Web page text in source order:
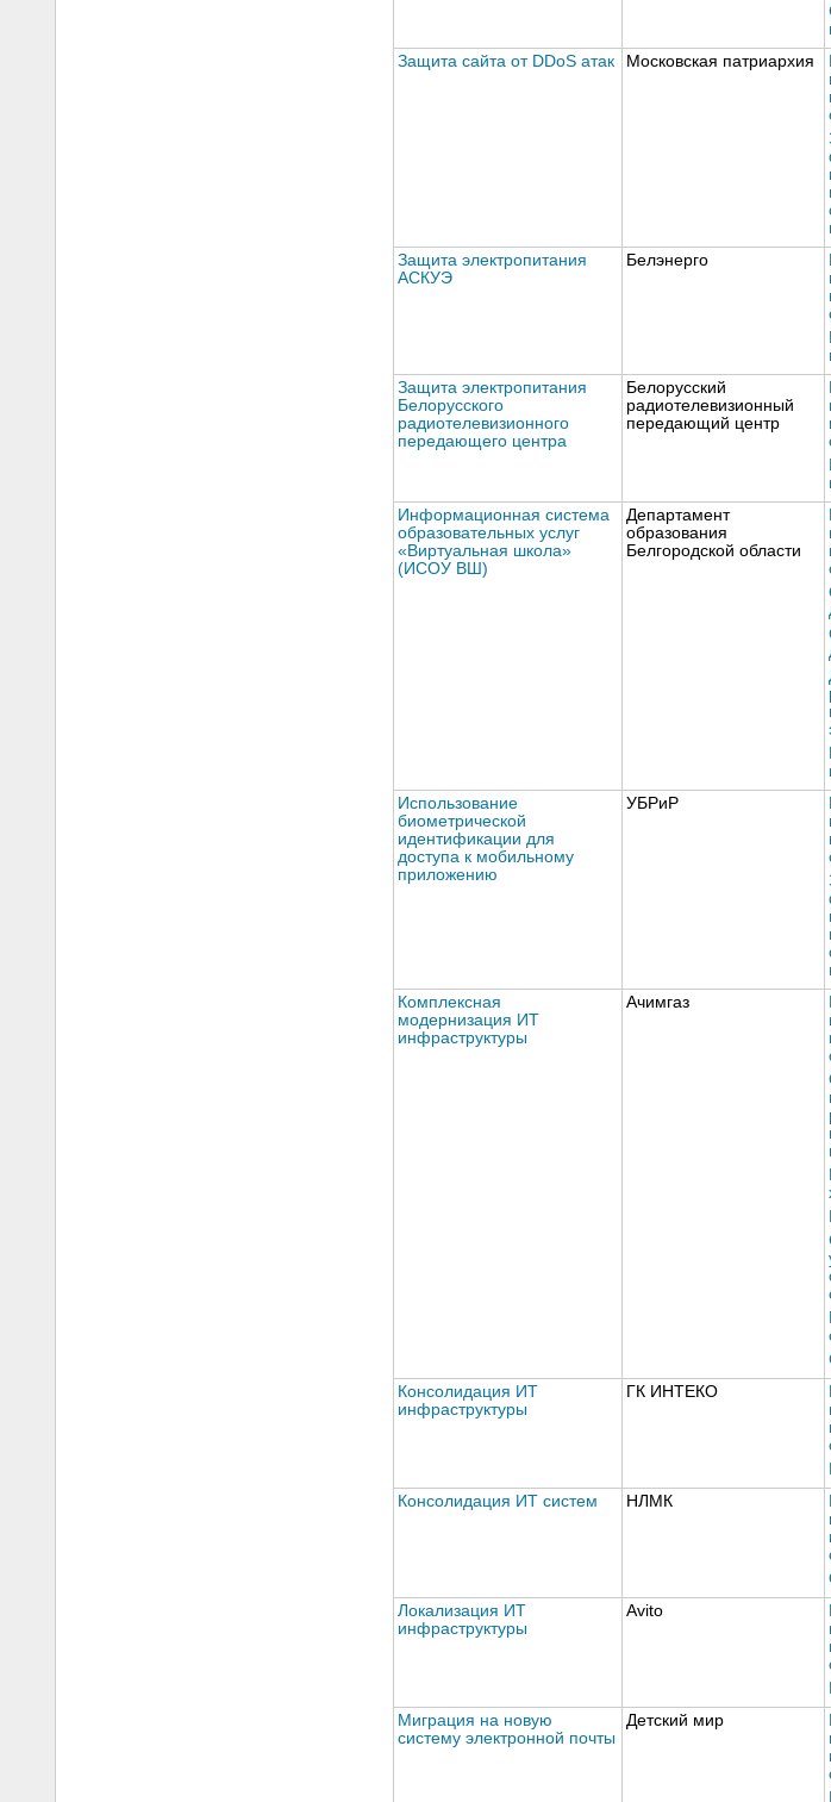
Защита сайта от DDoS атак Московская патриархия
Защита электропитания
АСКУЭ
Белэнерго
Защита электропитания
Белорусского
радиотелевизионного
передающего центра
Белорусский
радиотелевизионный
передающий центр
Информационная система
образовательных услуг
«Виртуальная школа»
(ИСОУ ВШ)
Департамент
образования
Белгородской области
Использование
биометрической
идентификации для
доступа к мобильному
приложению
УБРиР
Комплексная
модернизация ИТ
инфраструктуры
Ачимгаз
Консолидация ИТ
инфраструктуры
ГК ИНТЕКО
Консолидация ИТ систем НЛМК
Локализация ИТ
инфраструктуры
Avito
Миграция на новую
систему электронной почты
Детский мир